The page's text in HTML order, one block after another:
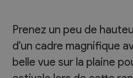
Prenez un peu de
d'un cadre magnifique
belle vue sur la plaine